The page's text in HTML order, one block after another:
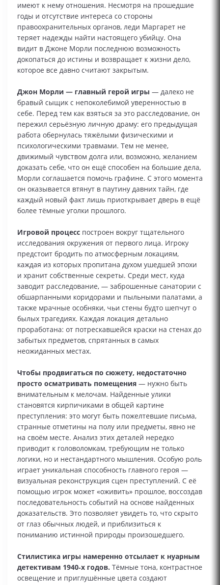
имеют к нему отношения. Несмотря на прошедшие
годы и отсутствие интереса со стороны
правоохранительных органов, леди Маргарет не
теряет надежды найти настоящего убийцу. Она
видит в Джоне Морли последнюю возможность
докопаться до истины и возвращает к жизни дело,
которое все давно считают закрытым.
Джон Морли — главный герой игры — далеко не
бравый сыщик с непоколебимой уверенностью в
себе. Перед тем как взяться за это расследование, он
пережил серьёзную личную драму: его предыдущая
работа обернулась тяжёлыми физическими и
психологическими травмами. Тем не менее,
движимый чувством долга или, возможно, желанием
доказать себе, что он ещё способен на большие дела,
Морли соглашается помочь графине. С этого момента
он оказывается втянут в паутину давних тайн, где
каждый новый факт лишь приоткрывает дверь в ещё
более тёмные уголки прошлого.
Игровой процесс построен вокруг тщательного
исследования окружения от первого лица. Игроку
предстоит бродить по атмосферным локациям,
каждая из которых пропитана духом ушедшей эпохи
и хранит собственные секреты. Среди мест, куда
заводит расследование, — заброшенные санатории с
обшарпанными коридорами и пыльными палатами, а
также мрачные особняки, чьи стены будто шепчут о
былых трагедиях. Каждая локация детально
проработана: от потрескавшейся краски на стенах до
забытых предметов, спрятанных в самых
неожиданных местах.
Чтобы продвигаться по сюжету, недостаточно
просто осматривать помещения — нужно быть
внимательным к мелочам. Найденные улики
становятся кирпичиками в общей картине
преступления: это могут быть пожелтевшие письма,
странные отметины на полу или предметы, явно не
на своём месте. Анализ этих деталей нередко
приводит к головоломкам, требующим не только
логики, но и нестандартного мышления. Особую роль
играет уникальная способность главного героя —
визуальная реконструкция сцен преступлений. С её
помощью игрок может «оживить» прошлое, воссоздав
последовательность событий на основе найденных
доказательств. Это позволяет увидеть то, что скрыто
от глаз обычных людей, и приблизиться к
пониманию истинной природы произошедшего.
Стилистика игры намеренно отсылает к нуарным
детективам 1940‑х годов. Тёмные тона, контрастное
освещение и приглушённые цвета создают